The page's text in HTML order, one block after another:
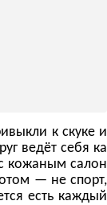
к скуке и
ведёт себя ка
кожаным салон
— не спорт,
есть каждый